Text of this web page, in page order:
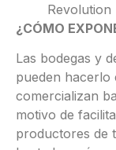
Revolution
¿CÓMO
Las bodegas y
pueden hacerlo
comercializan
motivo de
productores de